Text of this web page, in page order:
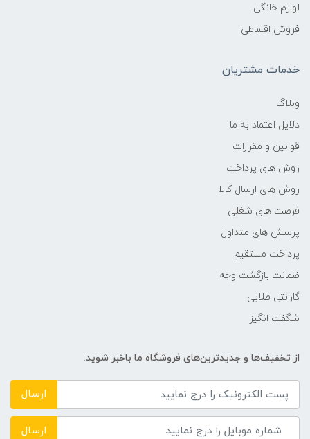
حافظه دستگاه
لوازم خانگی
فروش اقساطی
خدمات مشتریان
وبلاگ
دلایل اعتماد به ما
قوانین و مقررات
روش های پرداخت
روش های ارسال کالا
فرصت های شغلی
پرسش های متداول
پرداخت مستقیم
ضمانت بازگشت وجه
گارانتی طلایی
شگفت انگیز
از تخفیف‌ها و جدیدترین‌های فروشگاه ما باخبر شوید:
ارسال
ارسال